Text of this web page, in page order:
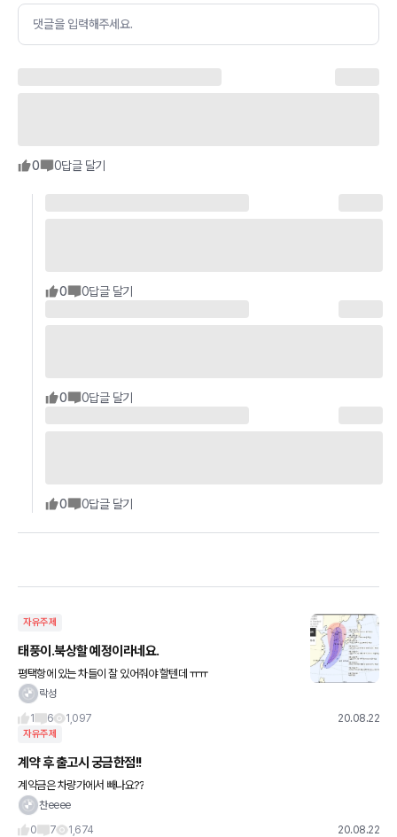
댓글을 입력해주세요.
0 0답글 달기
0 0답글 달기
0 0답글 달기
0 0답글 달기
자유주제
태풍이.북상할 예정이라네요.
평택항에 있는 차들이 잘 있어줘야 할텐데 ㅠㅠ
락성
1
6 1,097 20.08.22
자유주제
계약 후 출고시 궁금한점!!
계약금은 차량가에서 빼나요??
찬eeee
0
7 1,674 20.08.22